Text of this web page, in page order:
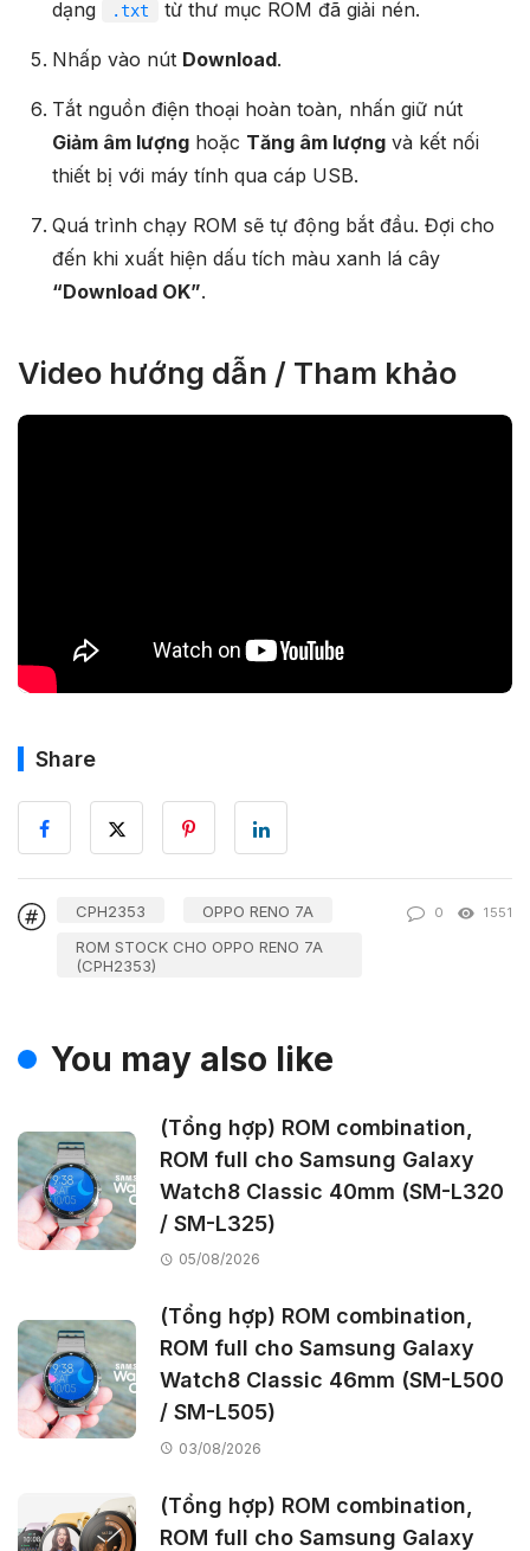
dạng .txt từ thư mục ROM đã giải nén.
Nhấp vào nút Download.
Tắt nguồn điện thoại hoàn toàn, nhấn giữ nút
Giảm âm lượnghoặc Tăng âm lượngvà kết nối
thiết bị với máy tính qua cáp USB.
Quá trình chạy ROM sẽ tự động bắt đầu. Đợi cho
đến khi xuất hiện dấu tích màu xanh lá cây
“Download OK”.
Video hướng dẫn / Tham khảo
Share
CPH2353
OPPO RENO 7A
ROM STOCK CHO OPPO RENO 7A
(CPH2353)
0 1551
You may also like
(Tổng hợp) ROM combination,
ROM full cho Samsung Galaxy
Watch8 Classic 40mm (SM-L320
/ SM-L325)
05/08/2026
(Tổng hợp) ROM combination,
ROM full cho Samsung Galaxy
Watch8 Classic 46mm (SM-L500
/ SM-L505)
03/08/2026
(Tổng hợp) ROM combination,
ROM full cho Samsung Galaxy